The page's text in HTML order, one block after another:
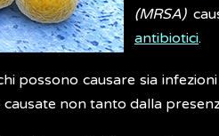
(MRSA)
antibiotici.
possono causare sia
causate non tanto dalla